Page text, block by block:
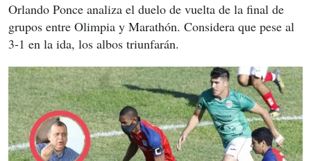
Orlando Ponce analiza el duelo de vuelta de la final de
grupos entre Olimpia y Marathón. Considera que pese al
3-1 en la ida, los albos triunfarán.